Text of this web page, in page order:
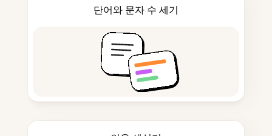
단어와 문자 수 세기